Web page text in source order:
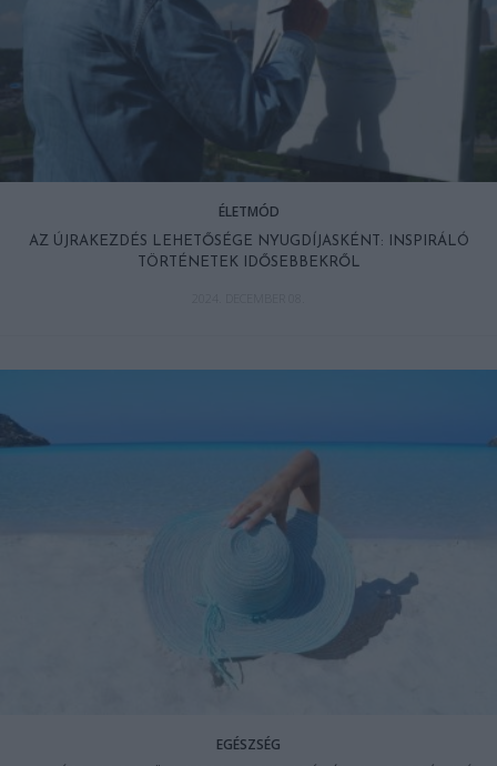
ÉLETMÓD
AZ ÚJRAKEZDÉS LEHETŐSÉGE NYUGDÍJASKÉNT: INSPIRÁLÓ
TÖRTÉNETEK IDŐSEBBEKRŐL
EGÉSZSÉG